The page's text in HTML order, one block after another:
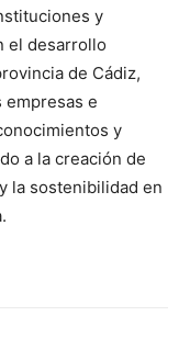
y
el desarrollo
de Cádiz,
empresas e
y
a la creación de
la sostenibilidad en